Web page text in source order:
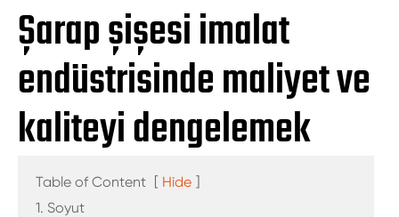
Şarap şişesi imalat
endüstrisinde maliyet ve
kaliteyi dengelemek
Table of Content [ Hide ]
1. Soyut